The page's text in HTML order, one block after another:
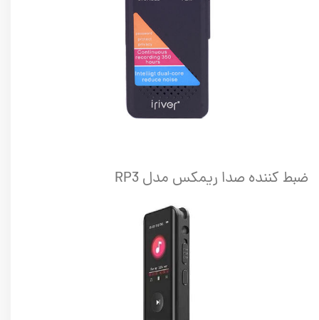
ضبط کننده صدا ریمکس مدل RP3